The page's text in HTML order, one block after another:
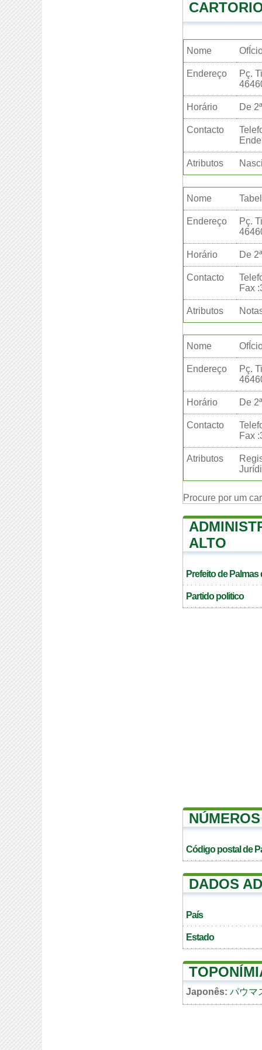
Nome
Endereço
Pç.
Horário De
Contacto
Atributos
Nome
Endereço
Pç.
Horário De
Contacto
Fax
Atributos
Nome
Endereço
Pç.
Horário De
Contacto
Fax
Atributos
Procure por um
ALTO
Prefeito de Palmas
Partido politico
Código postal de
DADOS
País
Estado
Japonês: パウマ